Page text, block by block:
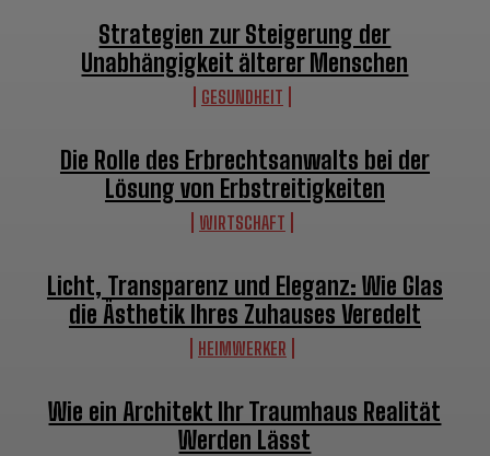
Strategien zur Steigerung der
Unabhängigkeit älterer Menschen
GESUNDHEIT
Die Rolle des Erbrechtsanwalts bei der
Lösung von Erbstreitigkeiten
WIRTSCHAFT
Licht, Transparenz und Eleganz: Wie Glas
die Ästhetik Ihres Zuhauses Veredelt
HEIMWERKER
Wie ein Architekt Ihr Traumhaus Realität
Werden Lässt